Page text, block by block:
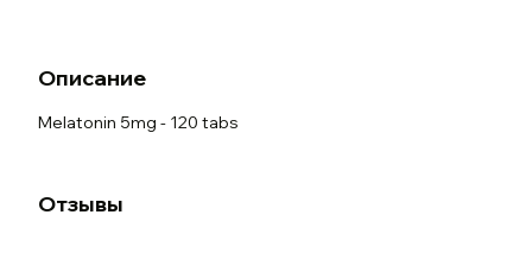
Описание
Melatonin 5mg - 120 tabs
Отзывы